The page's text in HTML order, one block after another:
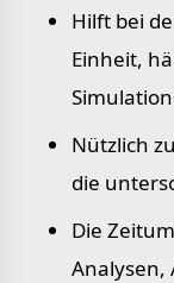
Hilft bei
Einheit,
Nützlich
die
Die
Analysen,